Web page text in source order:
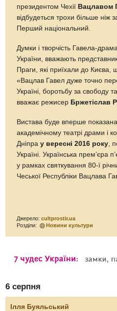
президентом Чехії Вацлавом
відбудеться трохи більше ніж
Перший національний.
Думки і творчість Гавела-
України, вважають
Праги, які приїхали до Києва,
«Вацлав Гавел дуже точно
Україні, боротьбу за
вважає режисер Бржетіслав
Вистава буде вперше
академічному театрі драми і
Дніпрау вересні 2016 року ,
Україні. Українська прем’єра
у рамках святкування 80-ї
Чеської Республіки Вацлава
Джерело:cultprostir.ua
Розділи:
Новини культури
6 серпня
Ілля Буяльський